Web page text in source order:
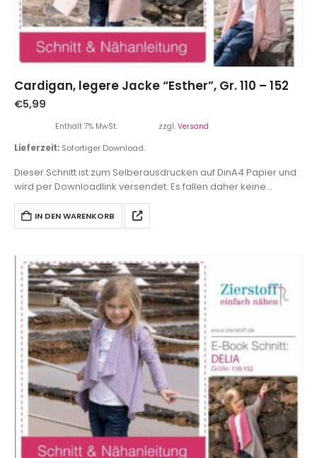
Cardigan, legere Jacke “Esther”, Gr. 110 – 152
€5,99
Enthält 7% MwSt. zzgl. Versand
Lieferzeit: Sofortiger Download.
Dieser Schnitt ist zum Selberausdrucken auf DinA4 Papier und
wird per Downloadlink versendet. Es fallen daher keine
Versandkosten an.
IN DEN WARENKORB